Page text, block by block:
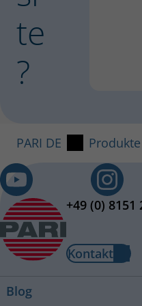
te
?
PARI DE Produkte
+49 (0) 8151
Kontakt
Blog